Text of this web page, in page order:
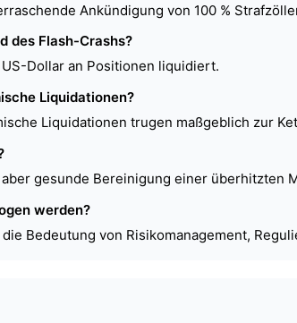
Ankündigung von 100 %
des Flash-Crashs?
Dollar an Positionen liquidiert.
Liquidationen?
Liquidationen trugen maßgeblich zur
gesunde Bereinigung einer überhitzten
werden?
Bedeutung von Risikomanagement,